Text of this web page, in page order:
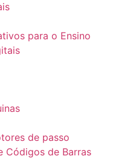
para o Ensino
de passo
Códigos de Barras